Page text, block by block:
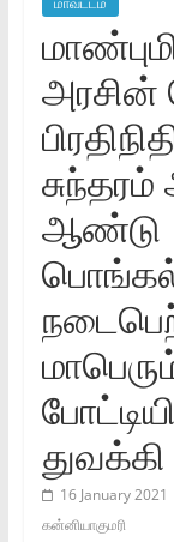
அரசின்‌
ஆண்டு
16 January 2021
கன்னியாகுமரி